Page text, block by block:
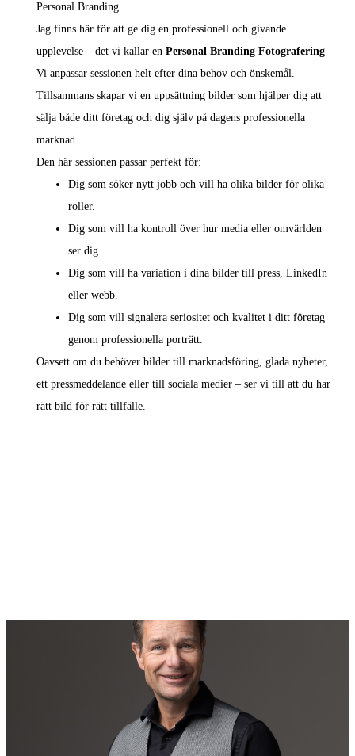
Personal Branding
Jag finns här för att ge dig en professionell och givande
upplevelse – det vi kallar enPersonal Branding Fotografering
Vi anpassar sessionen helt efter dina behov och önskemål.
Tillsammans skapar vi en uppsättning bilder som hjälper dig att
sälja både ditt företag och dig själv på dagens professionella
marknad.
Den här sessionen passar perfekt för:
Dig som söker nytt jobb och vill ha olika bilder för olika
roller.
Dig som vill ha kontroll över hur media eller omvärlden
ser dig.
Dig som vill ha variation i dina bilder till press, LinkedIn
eller webb.
Dig som vill signalera seriositet och kvalitet i ditt företag
genom professionella porträtt.
Oavsett om du behöver bilder till marknadsföring, glada nyheter,
ett pressmeddelande eller till sociala medier – ser vi till att du har
rätt bild för rätt tillfälle.